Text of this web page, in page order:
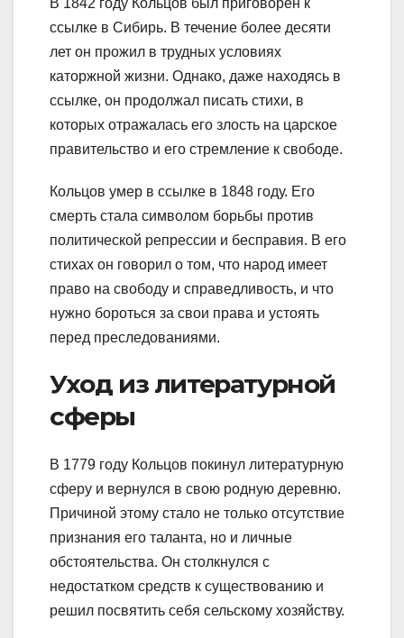
ссылке в Сибирь. В течение более десяти
лет он прожил в трудных условиях
каторжной жизни. Однако, даже находясь в
ссылке, он продолжал писать стихи, в
которых отражалась его злость на царское
правительство и его стремление к свободе.
Кольцов умер в ссылке в 1848 году. Его
смерть стала символом борьбы против
политической репрессии и бесправия. В его
стихах он говорил о том, что народ имеет
право на свободу и справедливость, и что
нужно бороться за свои права и устоять
перед преследованиями.
Уход из литературной
сферы
В 1779 году Кольцов покинул литературную
сферу и вернулся в свою родную деревню.
Причиной этому стало не только отсутствие
признания его таланта, но и личные
обстоятельства. Он столкнулся с
недостатком средств к существованию и
решил посвятить себя сельскому хозяйству.